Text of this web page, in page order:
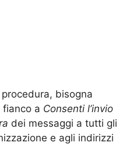
bisogna
fianco a Consenti l’invio
dei messaggi a tutti gli
e agli indirizzi